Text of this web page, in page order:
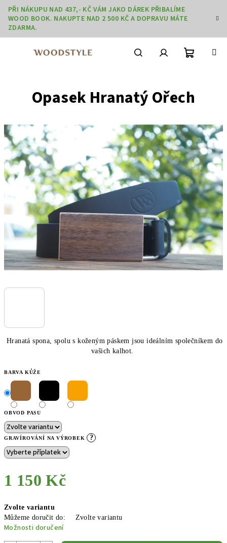
Přejít
obsah
PŘI NÁKUPU NAD 437,- KČ VÁM JAKO DÁREK PŘIBALÍME
WOOD BOOK. NAKUPTE NAD 2 500 KČ A DOPRAVU MÁTE
ZDARMA.
košík
Hranatá spona, spolu s koženým páskem jsou ideálním společníkem do
vašich kalhot.
BARVA KŮŽE
OBVOD PASU
GRAVÍROVÁNÍ NA VÝROBEK ?
1 150 Kč
cena:
Zvolte variantu
Můžeme doručit do:
Zvolte variantu
Možnosti doručení
Opasek Hranatý Ořech